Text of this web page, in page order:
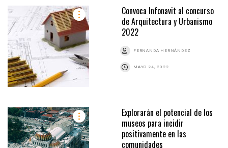
Convoca Infonavit al concurso
de Arquitectura y Urbanismo
2022
FERNANDA HERNÁNDEZ
MAYO 24, 2022
Explorarán el potencial de los
museos para incidir
positivamente en las
comunidades